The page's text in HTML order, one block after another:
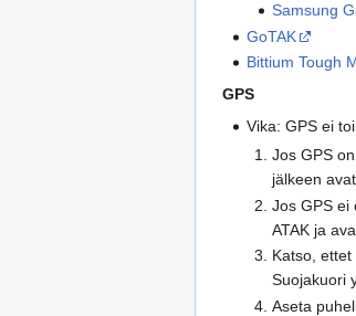
Samsung
GoTAK
Bittium Tough
GPS
Vika: GPS ei
Jos GPS
jälkeen
Jos GPS ei
ATAK ja
Katso,
Suojakuori
Aseta